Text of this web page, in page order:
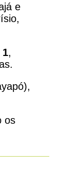
e
1,
os